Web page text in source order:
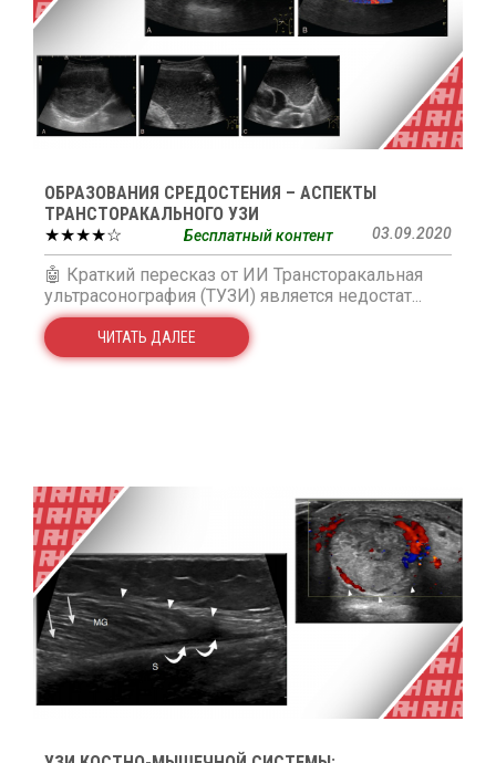
ОБРАЗОВАНИЯ СРЕДОСТЕНИЯ – АСПЕКТЫ
ТРАНСТОРАКАЛЬНОГО УЗИ
★★★★☆
03.09.2020
Бесплатный контент
🤖 Краткий пересказ от ИИ Трансторакальная
ультрасонография (ТУЗИ) является недостат...
ЧИТАТЬ ДАЛЕЕ